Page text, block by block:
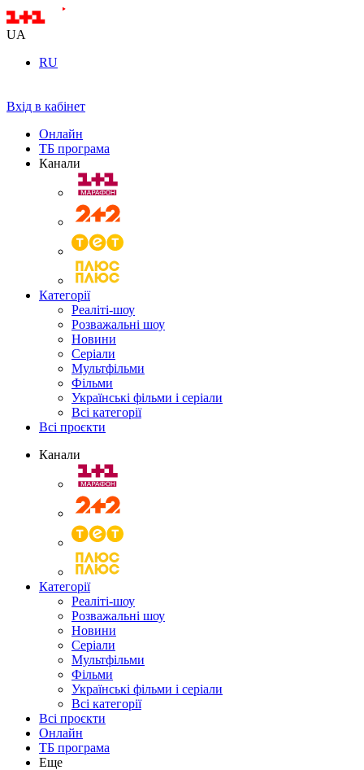
UA
RU
Вхід в кабінет
Онлайн
ТБ програма
Канали
Категорії
Реаліті-шоу
Розважальні шоу
Новини
Серіали
Мультфільми
Фільми
Українські фільми і серіали
Всі категорії
Всі проєкти
Канали
Категорії
Реаліті-шоу
Розважальні шоу
Новини
Серіали
Мультфільми
Фільми
Українські фільми і серіали
Всі категорії
Всі проєкти
Онлайн
ТБ програма
Еще